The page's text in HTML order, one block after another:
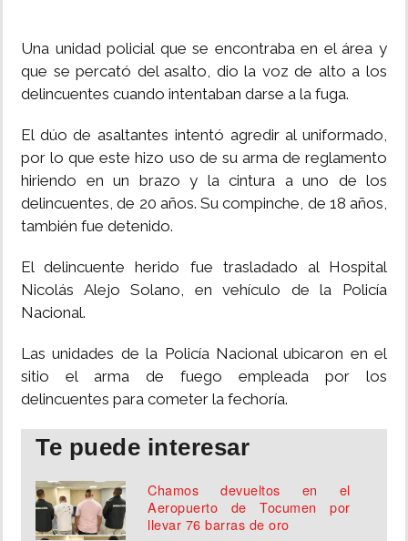
Una unidad policial que se encontraba en el área y
que se percató del asalto, dio la voz de alto a los
delincuentes cuando intentaban darse a la fuga.
El dúo de asaltantes intentó agredir al uniformado,
por lo que este hizo uso de su arma de reglamento
hiriendo en un brazo y la cintura a uno de los
delincuentes, de 20 años. Su compinche, de 18 años,
también fue detenido.
El delincuente herido fue trasladado al Hospital
Nicolás Alejo Solano, en vehículo de la Policía
Nacional.
Las unidades de la Policía Nacional ubicaron en el
sitio el arma de fuego empleada por los
delincuentes para cometer la fechoría.
Te puede interesar
Chamos devueltos en el
Aeropuerto de Tocumen por
llevar 76 barras de oro